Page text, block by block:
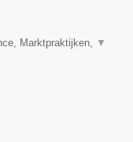
Marktpraktijken, ▼